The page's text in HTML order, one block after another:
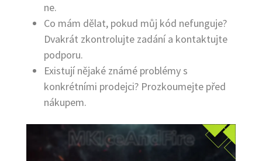
ne.
Co mám dělat, pokud můj kód nefunguje?
Dvakrát zkontrolujte zadání a kontaktujte
podporu.
Existují nějaké známé problémy s
konkrétními prodejci? Prozkoumejte před
nákupem.